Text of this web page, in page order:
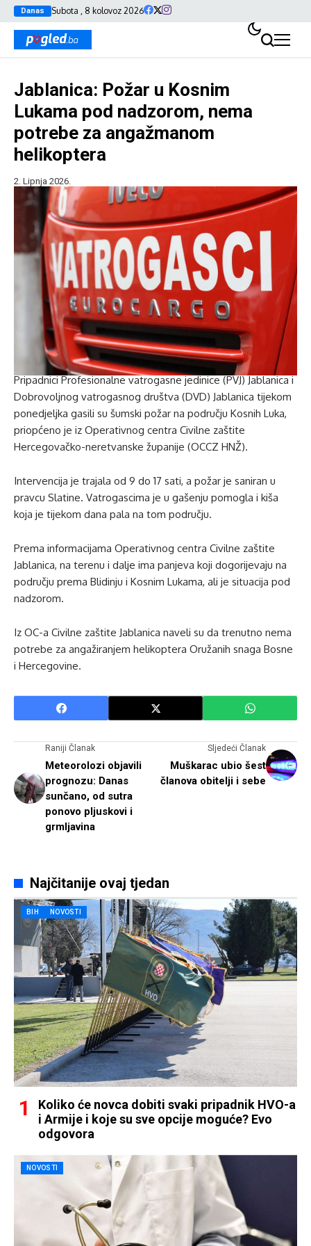
Danas Subota , 8 kolovoz 2026
Jablanica: Požar u Kosnim
Lukama pod nadzorom, nema
potrebe za angažmanom
helikoptera
2. Lipnja 2026.
Pripadnici Profesionalne vatrogasne jedinice (PVJ) Jablanica i
Dobrovoljnog vatrogasnog društva (DVD) Jablanica tijekom
ponedjeljka gasili su šumski požar na području Kosnih Luka,
priopćeno je iz Operativnog centra Civilne zaštite
Hercegovačko-neretvanske županije (OCCZ HNŽ).
Intervencija je trajala od 9 do 17 sati, a požar je saniran u
pravcu Slatine. Vatrogascima je u gašenju pomogla i kiša
koja je tijekom dana pala na tom području.
Prema informacijama Operativnog centra Civilne zaštite
Jablanica, na terenu i dalje ima panjeva koji dogorijevaju na
području prema Blidinju i Kosnim Lukama, ali je situacija pod
nadzorom.
Iz OC-a Civilne zaštite Jablanica naveli su da trenutno nema
potrebe za angažiranjem helikoptera Oružanih snaga Bosne
i Hercegovine.
Raniji Članak
Meteorolozi objavili
prognozu: Danas
sunčano, od sutra
ponovo pljuskovi i
grmljavina
Sljedeći Članak
Muškarac ubio šest
članova obitelji i sebe
Najčitanije ovaj tjedan
BIH NOVOSTI
Koliko će novca dobiti svaki pripadnik HVO-a
i Armije i koje su sve opcije moguće? Evo
odgovora
NOVOSTI